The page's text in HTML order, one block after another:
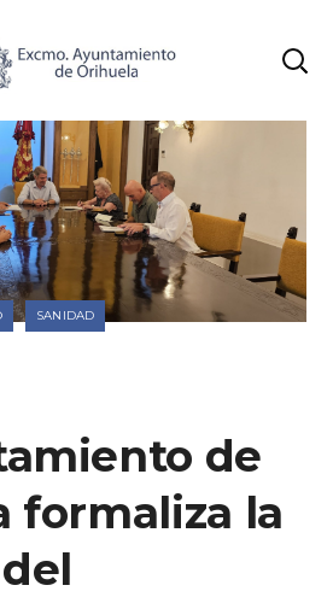
SANIDAD
de
formaliza la